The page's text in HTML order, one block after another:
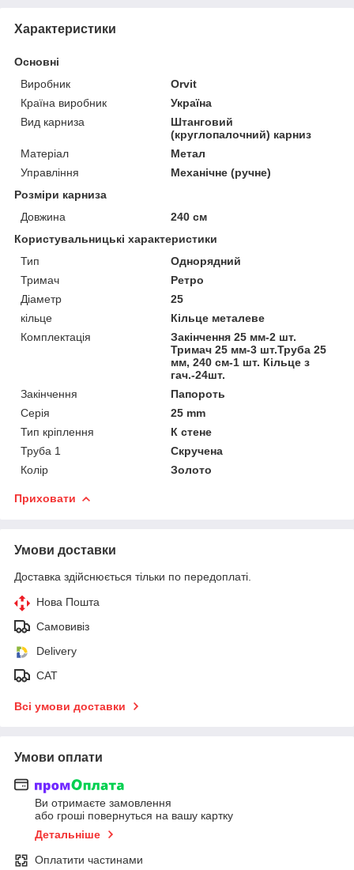
Характеристики
Основні
Виробник
Orvit
Країна виробник
Україна
Вид карниза
Штанговий
(круглопалочний) карниз
Матеріал
Метал
Управління
Механічне (ручне)
Розміри карниза
Довжина
240 см
Користувальницькі характеристики
Тип
Однорядний
Тримач
Ретро
Діаметр
25
кільце
Кільце металеве
Комплектація
Закінчення 25 мм-2 шт.
Тримач 25 мм-3 шт.Труба 25
мм, 240 см-1 шт. Кільце з
гач.-24шт.
Закінчення
Папороть
Серія
25 mm
Тип кріплення
К стене
Труба 1
Скручена
Колір
Золото
Приховати
Умови доставки
Доставка здійснюється тільки по передоплаті.
Нова Пошта
Самовивіз
Delivery
САТ
Всі умови доставки
Умови оплати
Ви отримаєте замовлення
або гроші повернуться на вашу картку
Детальніше
Оплатити частинами